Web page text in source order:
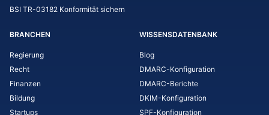
BSI TR-03182 Konformität sichern
BRANCHEN
Regierung
Recht
Finanzen
Bildung
Startups
WISSENSDATENBANK
Blog
DMARC-Konfiguration
DMARC-Berichte
DKIM-Konfiguration
SPF-Konfiguration